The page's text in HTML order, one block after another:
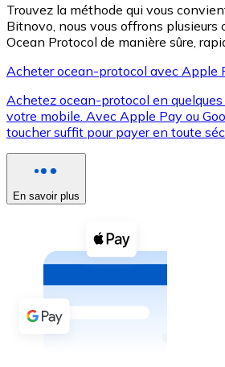
XRP
XRP
Voir toutes
Coupons crypto
Achetez des cryptomonnaies
Acheter avec espèces
Virement SEPA
Trouvez la méthode qui vous
Bitnovo, nous vous offrons plusieurs
Ocean Protocol de manière sûre,
Acheter ocean-protocol avec Apple
Achetez ocean-protocol en
votre mobile. Avec Apple Pay ou
toucher suffit pour payer en toute
En savoir plus